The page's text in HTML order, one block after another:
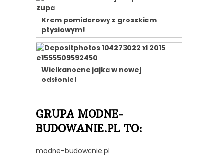
Krem pomidorowy z groszkiem
ptysiowym!
Wielkanocne jajka w nowej
odsłonie!
GRUPA MODNE-
BUDOWANIE.PL TO:
modne-budowanie.pl